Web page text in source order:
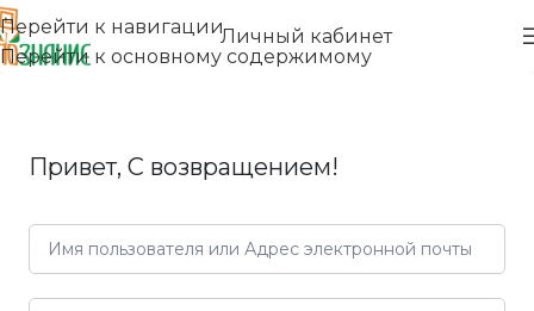
Перейти к навигации
Перейти к основному содержимому
Личный кабинет
Привет, С возвращением!